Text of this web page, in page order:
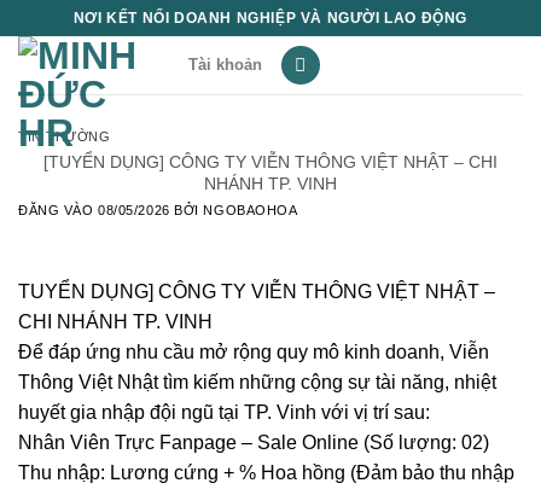
qua
dung
NƠI KẾT NỐI DOANH NGHIỆP VÀ NGƯỜI LAO ĐỘNG
Tài khoản
TIN THƯỜNG
[TUYỂN DỤNG] CÔNG TY VIỄN THÔNG VIỆT NHẬT – CHI
NHÁNH TP. VINH
ĐĂNG VÀO08/05/2026 BỞINGOBAOHOA
TUYỂN DỤNG] CÔNG TY VIỄN THÔNG VIỆT NHẬT –
CHI NHÁNH TP. VINH
Để đáp ứng nhu cầu mở rộng quy mô kinh doanh, Viễn
Thông Việt Nhật tìm kiếm những cộng sự tài năng, nhiệt
huyết gia nhập đội ngũ tại TP. Vinh với vị trí sau:
Nhân Viên Trực Fanpage – Sale Online (Số lượng: 02)
Thu nhập: Lương cứng + % Hoa hồng (Đảm bảo thu nhập